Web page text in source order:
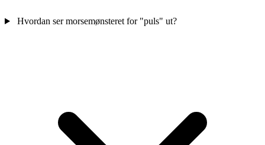
Hvordan ser morsemønsteret for "puls" ut?